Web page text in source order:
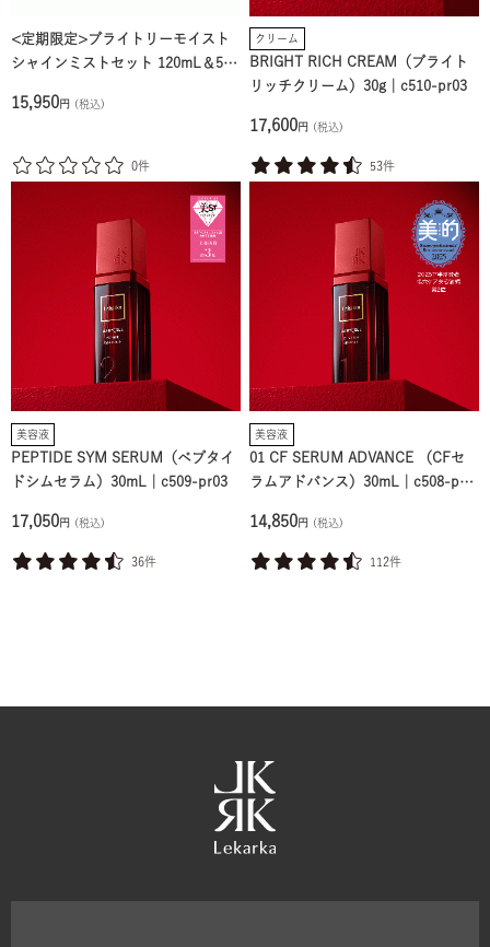
<定期限定>ブライトリーモイスト
シャインミストセット 120mL＆50
15,950 円 (税込)
0件
クリーム
BRIGHT RICH CREAM（ブライト
リッチクリーム）30g｜c510-pr03
17,600 円 (税込)
53件
美容液
PEPTIDE SYM SERUM（ペプタイ
ドシムセラム）30mL｜c509-pr03
17,050 円 (税込)
36件
美容液
01 CF SERUM ADVANCE （CFセ
ラムアドバンス）30mL｜c508-pr0
14,850 円 (税込)
112件